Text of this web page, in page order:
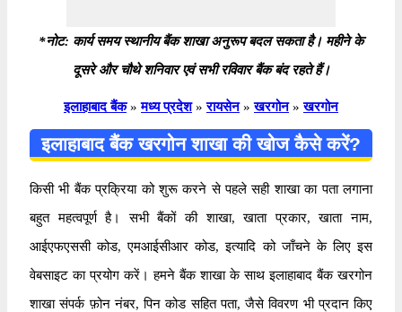
*नोट: कार्य समय स्थानीय बैंक शाखा अनुरूप बदल सकता है। महीने के
दूसरे और चौथे शनिवार एवं सभी रविवार बैंक बंद रहते हैं।
इलाहाबाद बैंक » मध्य प्रदेश » रायसेन » खरगोन » खरगोन
इलाहाबाद बैंक खरगोन शाखा की खोज कैसे करें?
किसी भी बैंक प्रक्रिया को शुरू करने से पहले सही शाखा का पता लगाना
बहुत महत्वपूर्ण है। सभी बैंकों की शाखा, खाता प्रकार, खाता नाम,
आईएफएससी कोड, एमआईसीआर कोड, इत्यादि को जाँचने के लिए इस
वेबसाइट का प्रयोग करें। हमने बैंक शाखा के साथ इलाहाबाद बैंक खरगोन
शाखा संपर्क फ़ोन नंबर, पिन कोड सहित पता, जैसे विवरण भी प्रदान किए